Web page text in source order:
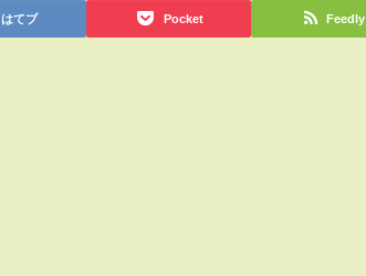
はてブ Pocket Feedly